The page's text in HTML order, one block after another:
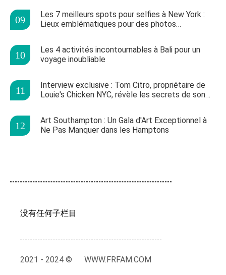
Les 7 meilleurs spots pour selfies à New York :
Lieux emblématiques pour des photos
Les 4 activités incontournables à Bali pour un
voyage inoubliable
Interview exclusive : Tom Citro, propriétaire de
Louie's Chicken NYC, révèle les secrets de son
Art Southampton : Un Gala d'Art Exceptionnel à
Ne Pas Manquer dans les Hamptons
没有任何子栏目
2021 - 2024 © WWW.FRFAM.COM